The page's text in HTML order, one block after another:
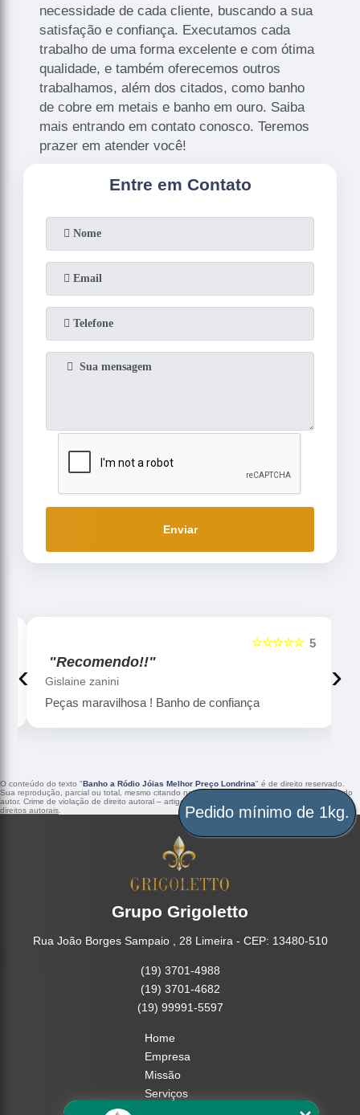
necessidade de cada cliente, buscando a sua
satisfação e confiança. Executamos cada
trabalho de uma forma excelente e com ótima
qualidade, e também oferecemos outros
trabalhamos, além dos citados, como banho
de cobre em metais e banho em ouro. Saiba
mais entrando em contato conosco. Teremos
prazer em atender você!
Entre em Contato
Enviar
5
☆☆☆☆☆
"Recomendo!!"
Gislaine zanini
Peças maravilhosa ! Banho de confiança
‹ ›
O conteúdo do texto "Banho a Ródio Jóias Melhor Preço Londrina" é de direito reservado.
Sua reprodução, parcial ou total, mesmo citando nossos links, é proibida sem a autorização do
autor. Crime de violação de direito autoral – artigo 184 do Código Penal –
Lei 9610/98 - Lei de
direitos autorais
Grupo Grigoletto
Rua João Borges Sampaio , 28 Limeira - CEP: 13480-510
(19) 3701-4988
(19) 3701-4682
(19) 99991-5597
Home
Empresa
Missão
Serviços
Pedido mínimo de 1kg.